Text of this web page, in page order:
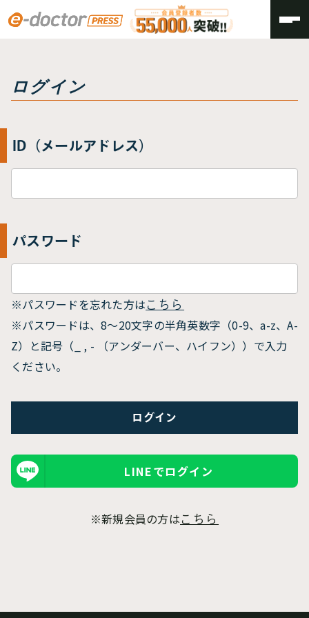
トップ
ログイン
ID（メールアドレス）
パスワード
※パスワードを忘れた方は こちら
※パスワードは、8〜20文字の半角英数字（0-9、a-z、A-
Z）と記号（_ , - （アンダーバー、ハイフン））で入力
ください。
LINEでログイン
※新規会員の方は こちら